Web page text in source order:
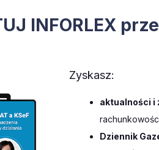
INFORLEX
Zyskasz:
aktualności i
Dziennik